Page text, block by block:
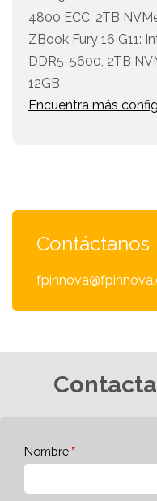
4800 ECC, 2TB
ZBook Fury 16 G11:
DDR5-5600, 2TB
12GB
Encuentra más
Contáctanos
Nombre